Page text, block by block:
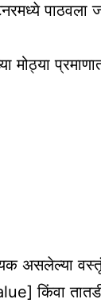
पाठवला
मोठ्या
असलेल्या
किंवा